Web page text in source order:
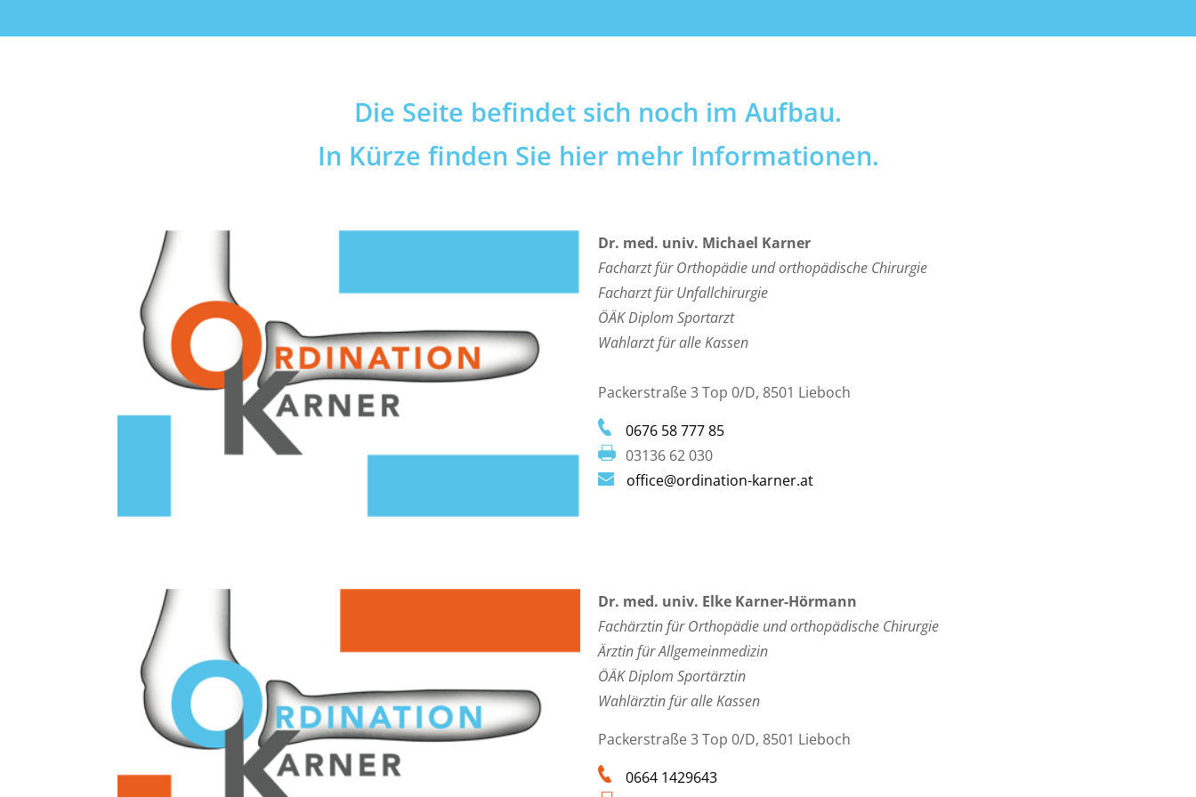
Die Seite befindet sich noch im Aufbau.
In Kürze finden Sie hier mehr Informationen.
Dr. med. univ. Michael Karner
Facharzt für Orthopädie undorthopädische Chirurgie
Facharzt für Unfallchirurgie
ÖÄK Diplom Sportarzt
Wahlarzt für alle Kassen
Packerstraße 3 Top 0/D, 8501 Lieboch
0676 58 777 85
03136 62 030
office@ordination-karner.at
Dr. med. univ. Elke Karner-Hörmann
Fachärztin für Orthopädie undorthopädische Chirurgie
Ärztin für Allgemeinmedizin
ÖÄK Diplom Sportärztin
Wahlärztin für alle Kassen
Packerstraße 3 Top 0/D, 8501 Lieboch
0664 1429643